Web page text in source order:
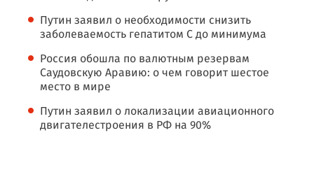
Путин заявил о необходимости снизить
заболеваемость гепатитом C до минимума
Россия обошла по валютным резервам
Саудовскую Аравию: о чем говорит шестое
место в мире
Путин заявил о локализации авиационного
двигателестроения в РФ на 90%